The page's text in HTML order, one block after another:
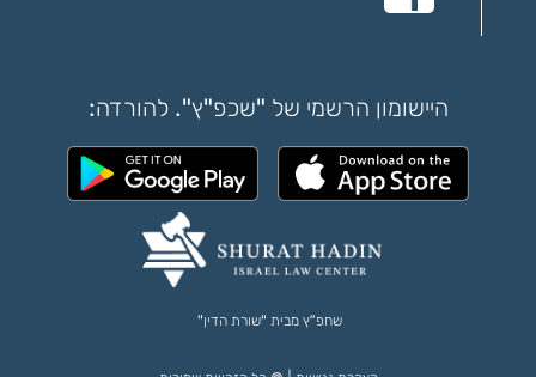
היישומון הרשמי של "שכפ"ץ". להורדה:
שחפ”ץ מבית "שורת הדין"